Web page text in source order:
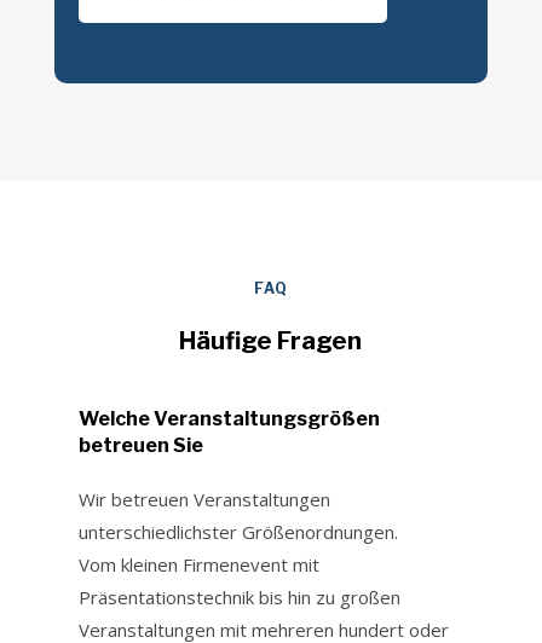
FAQ
Häufige Fragen
Welche Veranstaltungsgrößen
betreuen Sie
Wir betreuen Veranstaltungen
unterschiedlichster Größenordnungen.
Vom kleinen Firmenevent mit
Präsentationstechnik bis hin zu großen
Veranstaltungen mit mehreren hundert oder